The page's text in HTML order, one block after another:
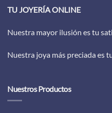
TU JOYERÍA ONLINE
Nuestra mayor ilusión es tu
Nuestra joya más preciada es
Nuestros Productos